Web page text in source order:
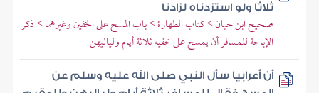
ثلاثا ولو استزدناه لزادنا
صحيح ابن حبان > كتاب الطهارة > باب المسح على الخفين وغيرهما > ذكر
الإباحة للمسافر أن يمسح على خفيه ثلاثة أيام ولياليهن
أن أعرابيا سأل النبي صلى الله عليه وسلم عن